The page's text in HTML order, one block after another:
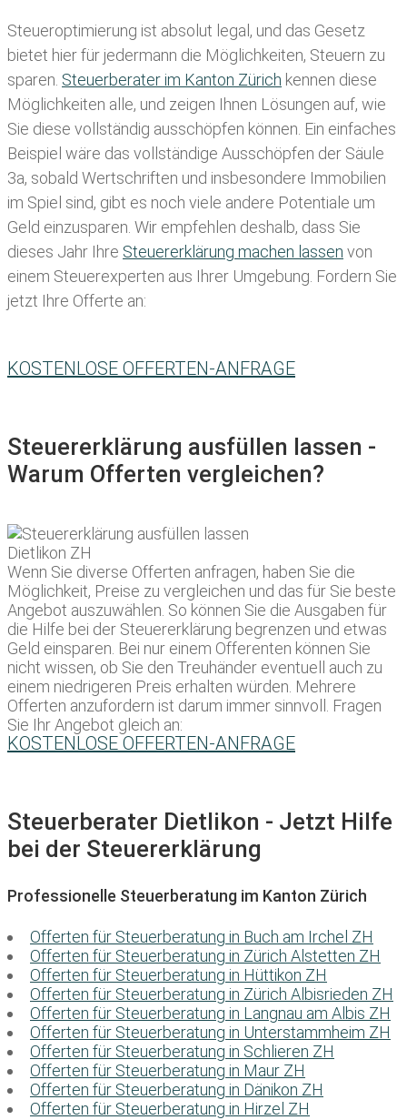
Steueroptimierung ist absolut legal, und das Gesetz
bietet hier für jedermann die Möglichkeiten, Steuern zu
sparen. Steuerberater im K anton Zürich kennen diese
Möglichkeiten alle, und zeigen Ihnen Lösungen auf, wie
Sie diese vollständig ausschöpfen können. Ein einfaches
Beispiel wäre das vollständige Ausschöpfen der Säule
3a, sobald Wertschriften und insbesondere Immobilien
im Spiel sind, gibt es noch viele andere Potentiale um
Geld einzusparen. Wir empfehlen deshalb, dass Sie
dieses Jahr Ihre Steuererklärung machen lassen von
einem Steuerexperten aus Ihrer Umgebung. Fordern Sie
jetzt Ihre Offerte an:
KOSTENLOSE OFFERTEN-ANFRAGE
Steuererklärung ausfüllen lassen -
Warum Offerten vergleichen?
Wenn Sie diverse Offerten anfragen, haben Sie die
Möglichkeit, Preise zu vergleichen und das für Sie beste
Angebot auszuwählen. So können Sie die Ausgaben für
die Hilfe bei der Steuererklärung begrenzen und etwas
Geld einsparen. Bei nur einem Offerenten können Sie
nicht wissen, ob Sie den Treuhänder eventuell auch zu
einem niedrigeren Preis erhalten würden. Mehrere
Offerten anzufordern ist darum immer sinnvoll. Fragen
Sie Ihr Angebot gleich an:
KOSTENLOSE OFFERTEN-ANFRAGE
Steuerberater Dietlikon - Jetzt Hilfe
bei der Steuererklärung
Professionelle Steuerberatung im Kanton Zürich
Offerten für Steuerberatung in Buch am Irchel ZH
Offerten für Steuerberatung in Zürich Alstetten ZH
Offerten für Steuerberatung in Hüttikon ZH
Offerten für Steuerberatung in Zürich Albisrieden ZH
Offerten für Steuerberatung in Langnau am Albis ZH
Offerten für Steuerberatung in Unterstammheim ZH
Offerten für Steuerberatung in Schlieren ZH
Offerten für Steuerberatung in Maur ZH
Offerten für Steuerberatung in Dänikon ZH
Offerten für Steuerberatung in Hirzel ZH